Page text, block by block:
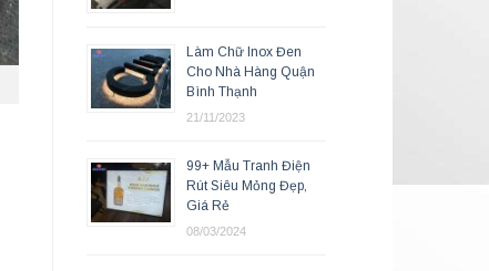
Làm Chữ Inox Đen
Cho Nhà Hàng Quận
Bình Thạnh
21/11/2023
99+ Mẫu Tranh Điện
Rút Siêu Mỏng Đẹp,
Giá Rẻ
08/03/2024